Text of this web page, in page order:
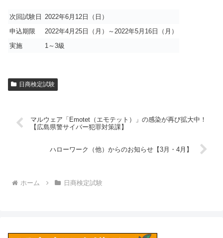
次回試験日 2022年6月12日（日）
申込期限
2022年4月25日（月）～2022年5月16日（月）
実施
1～3級
日商検定試験
マルウェア「Emotet（エモテット）」の感染が再び拡大中！
【広島県警サイバー犯罪対策課】
ハローワーク（他）からのお知らせ【3月・4月】
ホーム 日商検定試験